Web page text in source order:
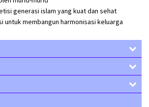
generasi islam yang kuat dan sehat
untuk membangun harmonisasi keluarga